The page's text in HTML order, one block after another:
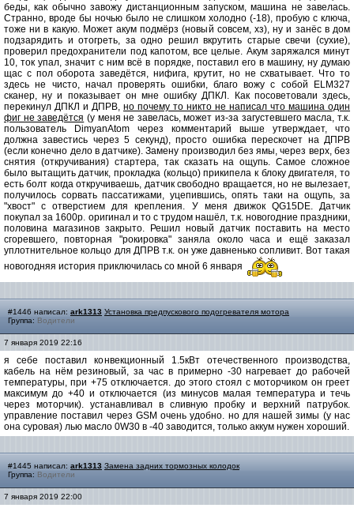
беды, как обычно завожу дистанционным запуском, машина не завелась.
Странно, вроде бы ночью было не слишком холодно (-18), пробую с ключа,
тоже ни в какую. Может акум подмёрз (новый совсем, хз), ну и занёс в дом
подзарядить и отогреть, за одно решил вкрутить старые свечи (сухие),
проверил предохранители под капотом, все целые. Акум заряжался минут
10, ток упал, значит с ним всё в порядке, поставил его в машину, ну думаю
щас с пол оборота заведётся, нифига, крутит, но не схватывает. Что то
здесь не чисто, начал проверять ошибки, благо вожу с собой ELM327
сканер, ну и показывает он мне ошибку ДПКЛ. Как посоветовали здесь,
перекинул ДПКЛ и ДПРВ, но почему то никто не написал что машина один
фиг не заведётся (у меня не завелась, может из-за загустевшего масла, т.к.
пользователь DimyanAtom через комментарий выше утверждает, что
должна завестись через 5 секунд), просто ошибка перескочет на ДПРВ
(если конечно дело в датчике). Замену производил без ямы, через верх, без
снятия (откручивания) стартера, так сказать на ощупь. Самое сложное
было вытащить датчик, прокладка (кольцо) прикипела к блоку двигателя, то
есть болт когда откручиваешь, датчик свободно вращается, но не вылезает,
получилось сорвать пассатижами, уцепившись, опять таки на ощупь, за
"хвост" с отверстием для крепления. У меня движок QG15DE. Датчик
покупал за 1600р. оригинал и то с трудом нашёл, т.к. новогодние праздники,
половина магазинов закрыто. Решил новый датчик поставить на место
сгоревшего, повторная "рокировка" заняла около часа и ещё заказал
уплотнительное кольцо для ДПРВ т.к. он уже давненько сопливит. Вот такая
новогодняя история приключилась со мной 6 января
#1446 написал: ark1313 Установка предпускового подогревателя мотора
Группа: Водители
7 января 2019 22:16
я себе поставил конвекционный 1.5кВт отечественного производства,
кабель на нём резиновый, за час в примерно -30 нагревает до рабочей
температуры, при +75 отключается. до этого стоял с моторчиком он греет
максимум до +40 и отключается (из минусов малая температура и течь
через моторчик). устанавливал в сливную пробку и верхний патрубок.
управление поставил через GSM очень удобно. но для нашей зимы (у нас
она суровая) лью масло 0W30 в -40 заводится, только аккум нужен хороший.
#1445 написал: ark1313 Замена задних тормозных колодок
Группа: Водители
7 января 2019 22:00